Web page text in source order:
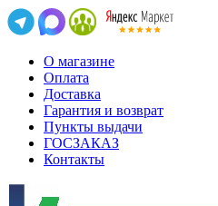
О магазине
Оплата
Доставка
Гарантия и возврат
Пункты выдачи
ГОСЗАКАЗ
Контакты